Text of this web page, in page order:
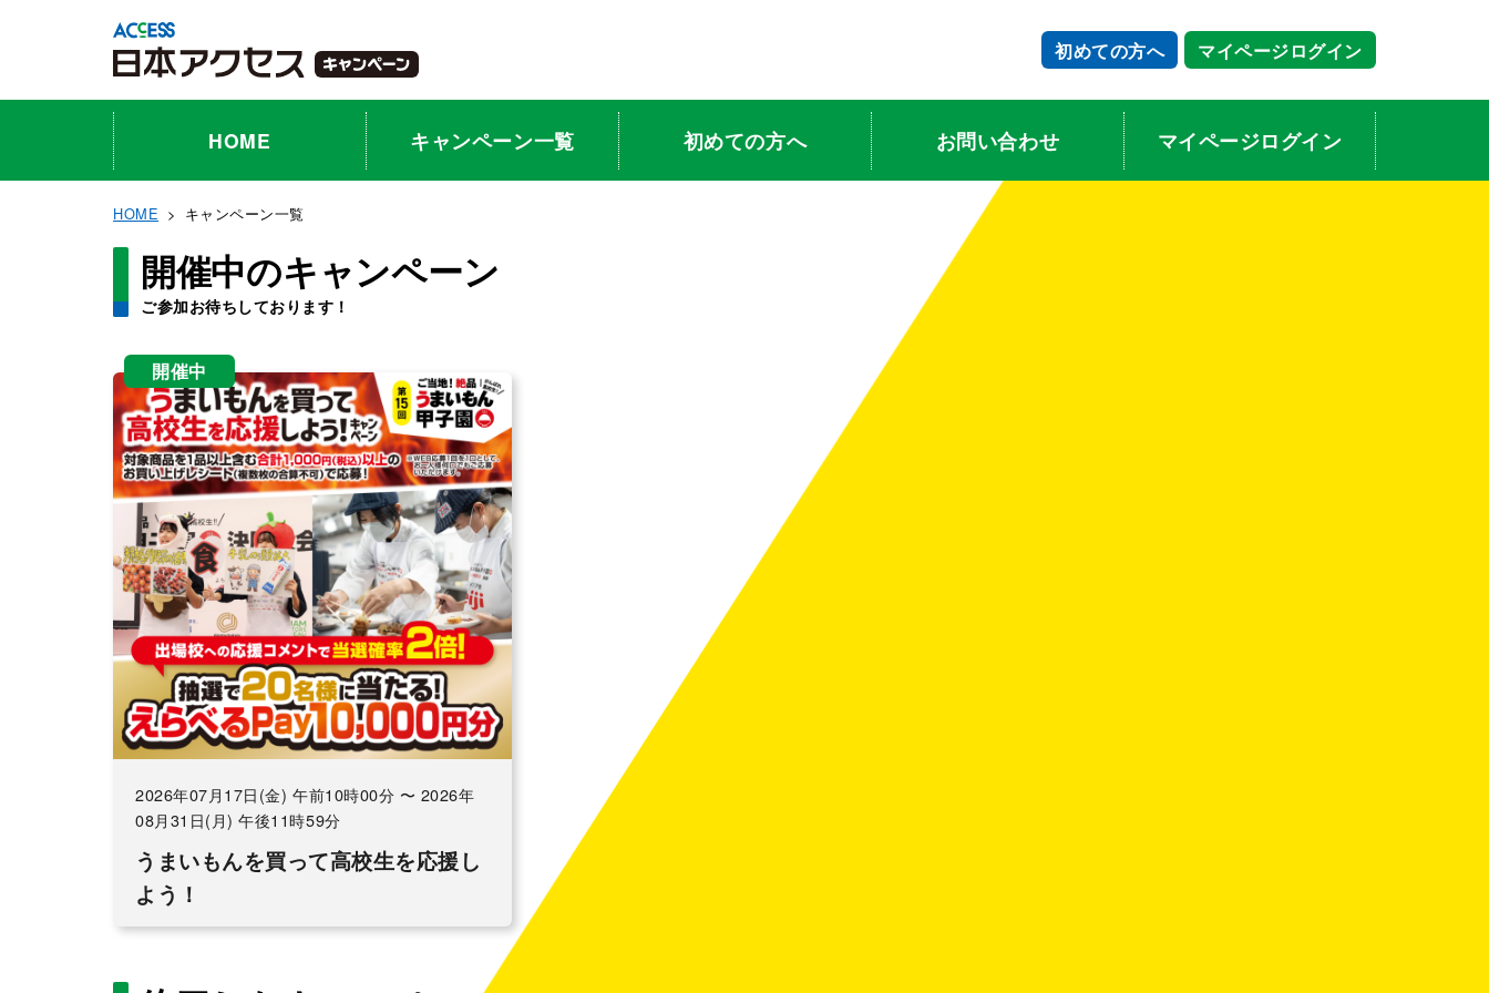
初めての方へ マイページログイン
HOME キャンペーン一覧 初めての方へ お問い合わせ マイページログイン
HOME キャンペーン一覧
開催中のキャンペーン
ご参加お待ちしております！
開催中
2026年07月17日(金) 午前10時00分 〜 2026年
08月31日(月) 午後11時59分
うまいもんを買って高校生を応援し
よう！